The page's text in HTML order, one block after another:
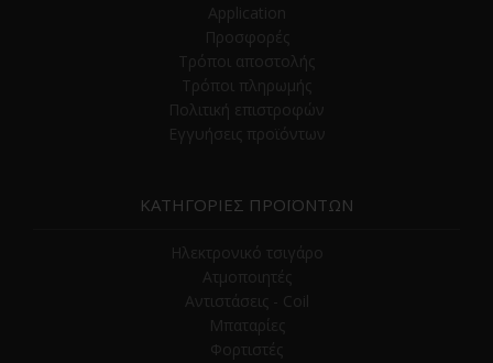
Application
Προσφορές
Τρόποι αποστολής
Τρόποι πληρωμής
Πολιτική επιστροφών
Εγγυήσεις προϊόντων
ΚΑΤΗΓΟΡΙΕΣ ΠΡΟΪΟΝΤΩΝ
Ηλεκτρονικό τσιγάρο
Ατμοποιητές
Αντιστάσεις - Coil
Μπαταρίες
Φορτιστές